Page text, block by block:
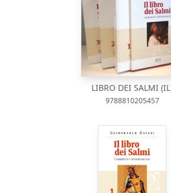
LIBRO DEI SALMI
9788810205457